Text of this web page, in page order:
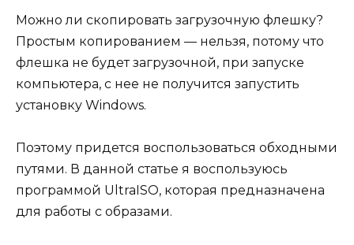
Можно ли скопировать загрузочную флешку?
Простым копированием — нельзя, потому что
флешка не будет загрузочной, при запуске
компьютера, с нее не получится запустить
установку Windows.
Поэтому придется воспользоваться обходными
путями. В данной статье я воспользуюсь
программой UltraISO, которая предназначена
для работы с образами.